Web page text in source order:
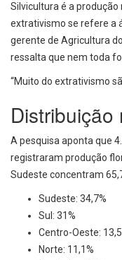
Silvicultura é a
extrativismo se refere a
gerente de Agricultura
ressalta que nem toda
“Muito do extrativismo
Distribuição
A pesquisa aponta que
registraram produção
Sudeste concentram
Sudeste: 34,7%
Sul: 31%
Centro-Oeste:
Norte: 11,1%